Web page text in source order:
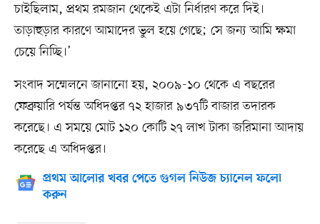
চাইছিলাম, প্রথম রমজান থেকেই এটা নির্ধারণ করে দিই।
তাড়াহুড়ার কারণে আমাদের ভুল হয়ে গেছে; সে জন্য আমি ক্ষমা
চেয়ে নিচ্ছি।’
সংবাদ সম্মেলনে জানানো হয়, ২০০৯-১০ থেকে এ বছরের
ফেব্রুয়ারি পর্যন্ত অধিদপ্তর ৭২ হাজার ৯৩৭টি বাজার তদারক
করেছে। এ সময়ে মোট ১২০ কোটি ২৭ লাখ টাকা জরিমানা আদায়
করেছে এ অধিদপ্তর।
প্রথম আলোর খবর পেতে গুগল নিউজ চ্যানেল ফলো
করুন